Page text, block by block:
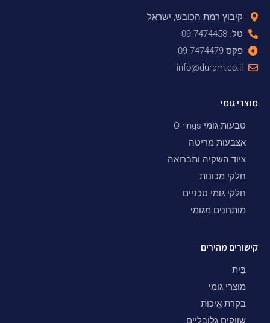
קיבוץ רמת הכובש, ישראל
טל. 09-7474458
פקס 09-7474479
info@duram.co.il
מוצרי גומי
טבעות גומי O-rings
אצבעות מריטה
ציוד השקיה ותברואה
חלקי מכונות
חלקי גומי טכניים
מותחנים מגומי
קישורים מהירים
בַּיִת
מוצרי גומי
בקרת אֵיכוּת
שווקים גלובליים